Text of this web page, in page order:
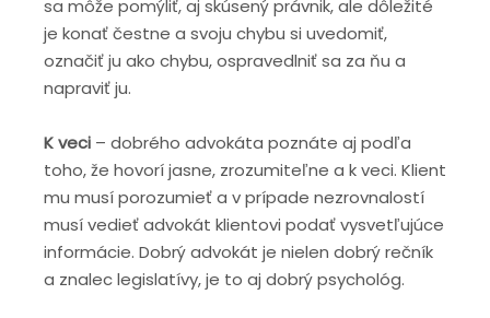
sa môže pomýliť, aj skúsený právnik, ale dôležité
je konať čestne a svoju chybu si uvedomiť,
označiť ju ako chybu, ospravedlniť sa za ňu a
napraviť ju.
K veci – dobrého advokáta poznáte aj podľa
toho, že hovorí jasne, zrozumiteľne a k veci. Klient
mu musí porozumieť a v prípade nezrovnalostí
musí vedieť advokát klientovi podať vysvetľujúce
informácie. Dobrý advokát je nielen dobrý rečník
a znalec legislatívy, je to aj dobrý psychológ.